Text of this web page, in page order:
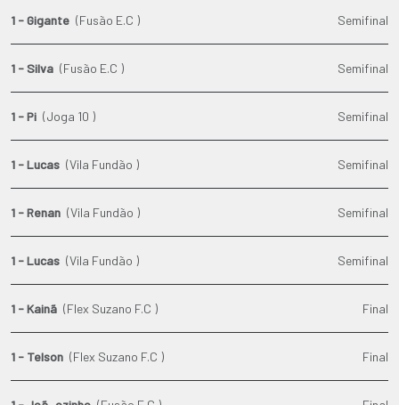
1 - Gigante (Fusão E.C ) Semifinal
1 - Silva (Fusão E.C ) Semifinal
1 - Pi (Joga 10 ) Semifinal
1 - Lucas (Vila Fundão ) Semifinal
1 - Renan (Vila Fundão ) Semifinal
1 - Lucas (Vila Fundão ) Semifinal
1 - Kainã (Flex Suzano F.C ) Final
1 - Telson (Flex Suzano F.C ) Final